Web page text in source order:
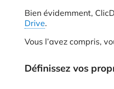
Bien évidemment,
Drive.
Vous l’avez compris,
Définissez vos